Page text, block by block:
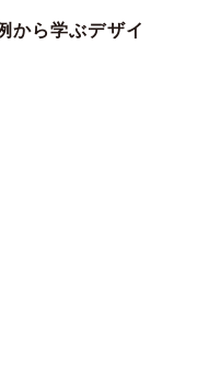
から学ぶデザイ